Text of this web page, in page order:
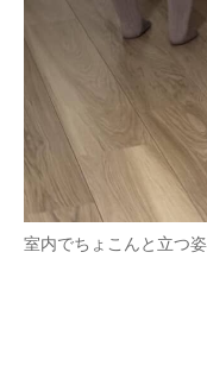
室内でちょこんと立つ